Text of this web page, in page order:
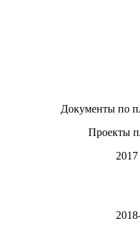
Документы по
Проекты
2017